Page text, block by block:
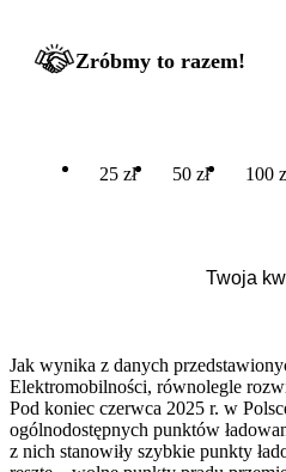
Zróbmy to razem!
25 zł 50 zł 100
Jak wynika z danych
Elektromobilności, równolegle
Pod koniec czerwca 2025 r. w
ogólnodostępnych punktów
z nich stanowiły szybkie punkty